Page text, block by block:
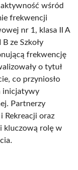
wśród
frekwencji
nr 1, klasa II A
ze Szkoły
frekwencję
o tytuł
co przyniosło
inicjatywy
Partnerzy
Rekreacji oraz
kluczową rolę w